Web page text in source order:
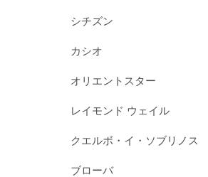
シチズン
カシオ
オリエントスター
レイモンド ウェイル
クエルボ・イ・ソブリノス
ブローバ